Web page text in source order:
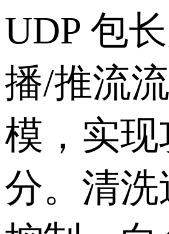
UDP 包
播/推流
模，实
分。清